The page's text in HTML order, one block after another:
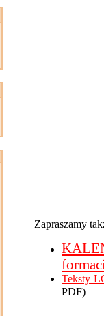
Zapraszamy
Teksty
PDF)